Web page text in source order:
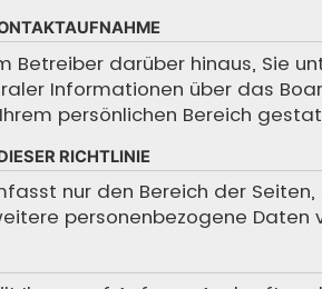
Betreiber darüber hinaus, Sie
Informationen über das
persönlichen Bereich
RICHTLINIE
nur den Bereich der
personenbezogene